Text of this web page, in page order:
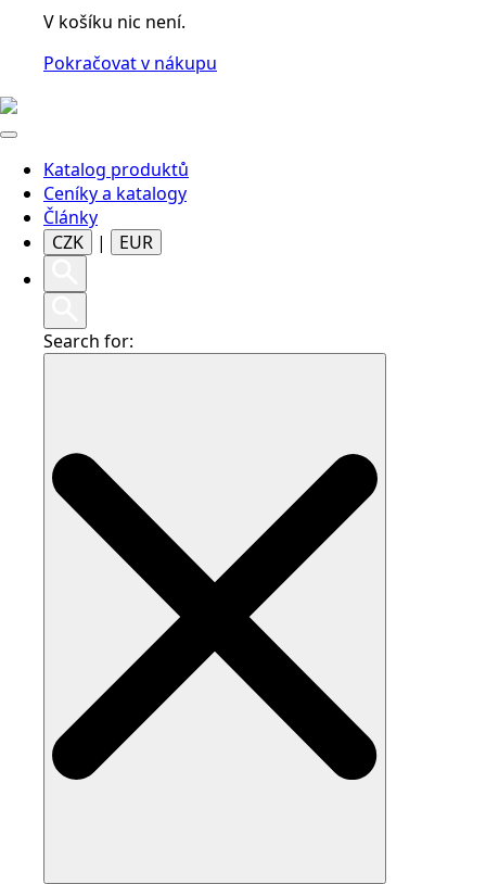
V košíku nic není.
Pokračovat v nákupu
Katalog produktů
Ceníky a katalogy
Články
CZK
| EUR
Search for: